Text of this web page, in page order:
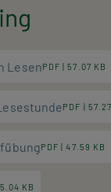
LesenPDF | 57.07 KB
PDF |
PDF | 47.59 KB
KB